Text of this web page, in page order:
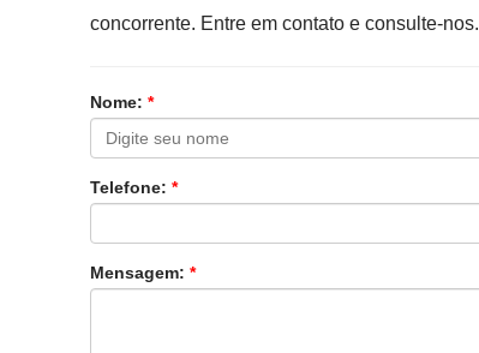
concorrente. Entre em contato e consulte-nos.
Nome: *
Telefone: *
Mensagem: *